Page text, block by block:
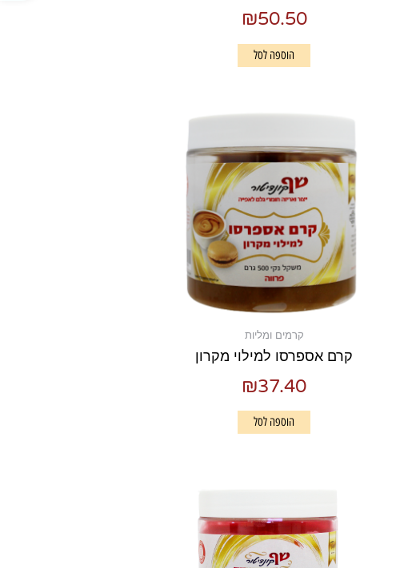
₪50.50
הוספה לסל
קרמים ומליות
קרם אספרסו למילוי מקרון
₪37.40
הוספה לסל